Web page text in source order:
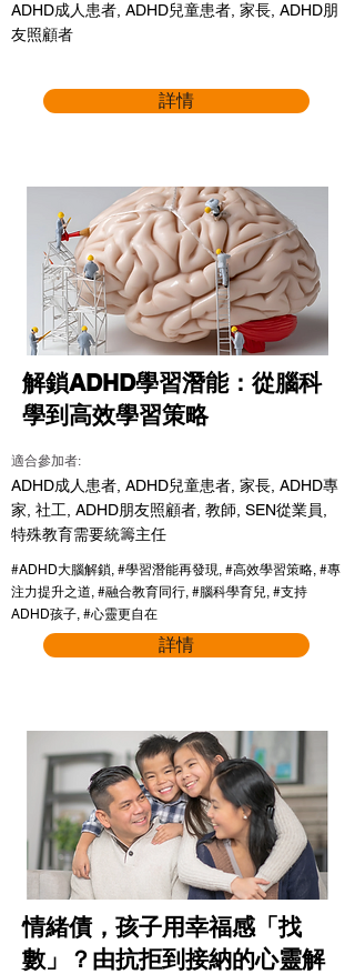
ADHD成人患者, ADHD兒童患者, 家長, ADHD朋
友照顧者
詳情
解鎖ADHD學習潛能：從腦科
學到高效學習策略
適合參加者:
ADHD成人患者, ADHD兒童患者, 家長, ADHD專
家, 社工, ADHD朋友照顧者, 教師, SEN從業員,
特殊教育需要統籌主任
#ADHD大腦解鎖, #學習潛能再發現, #高效學習策略, #專
注力提升之道, #融合教育同行, #腦科學育兒, #支持
ADHD孩子, #心靈更自在
詳情
情緒債，孩子用幸福感「找
數」？由抗拒到接納的心靈解